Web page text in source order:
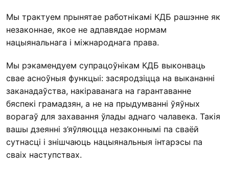
Мы трактуем прынятае работнікамі КДБ рашэнне як
незаконнае, якое не адпавядае нормам
нацыянальнага і міжнароднага права.
Мы рэкамендуем супрацоўнікам КДБ выконваць
свае асноўныя функцыі: засяродзіцца на выкананні
заканадаўства, накіраванага на гарантаванне
бяспекі грамадзян, а не на прыдумванні ўяўных
ворагаў для захавання ўлады аднаго чалавека. Такія
вашы дзеянні з’яўляюцца незаконнымі па сваёй
сутнасці і знішчаюць нацыянальныя інтарэсы па
сваіх наступствах.